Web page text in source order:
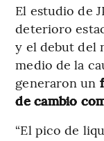
El estudio de
deterioro
y el debut del
medio de la
generaron un
de cambio
“El pico de